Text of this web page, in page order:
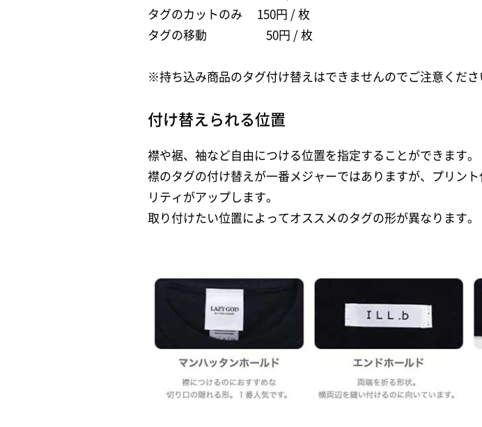
タグのカットのみ 150円 / 枚
タグの移動 50円 / 枚
※持ち込み商品のタグ付け替えはできませんのでご注意くださ
付け替えられる位置
襟や裾、袖など自由につける位置を指定することができます。
襟のタグの付け替えが一番メジャーではありますが、プリン
リティがアップします。
取り付けたい位置によってオススメのタグの形が異なります。